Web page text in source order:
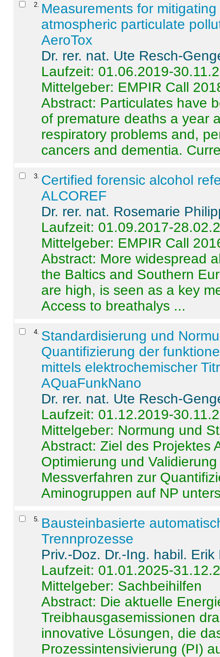
2
Measurements for
atmospheric particulate
AeroTox
Dr. rer. nat. Ute Resch-
Laufzeit: 01.06.2019-
Mittelgeber: EMPIR Call
Abstract: Particulates have
of premature deaths a year
respiratory problems and,
cancers and dementia.
3 Certified forensic alcohol
ALCOREF
Dr. rer. nat. Rosemarie
Laufzeit: 01.09.2017-
Mittelgeber: EMPIR Call
Abstract: More widespread
the Baltics and Southern
are high, is seen as a key
Access to breathalys ...
4 Standardisierung und
Quantifizierung der
mittels elektrochemischer
AQuaFunkNano
Dr. rer. nat. Ute Resch-
Laufzeit: 01.12.2019-
Mittelgeber: Normung und
Abstract:Ziel des Projektes
Optimierung und
Messverfahren zur
Aminogruppen auf NP
5
Bausteinbasierte
Trennprozesse
Priv.-Doz. Dr.-Ing. habil. Erik
Laufzeit: 01.01.2025-
Mittelgeber: Sachbeihilfen
Abstract: Die aktuelle
Treibhausgasemissionen
innovative Lösungen, die
Prozessintensivierung (PI)